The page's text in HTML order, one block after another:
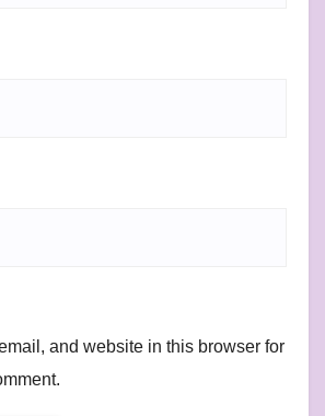
and website in this browser for